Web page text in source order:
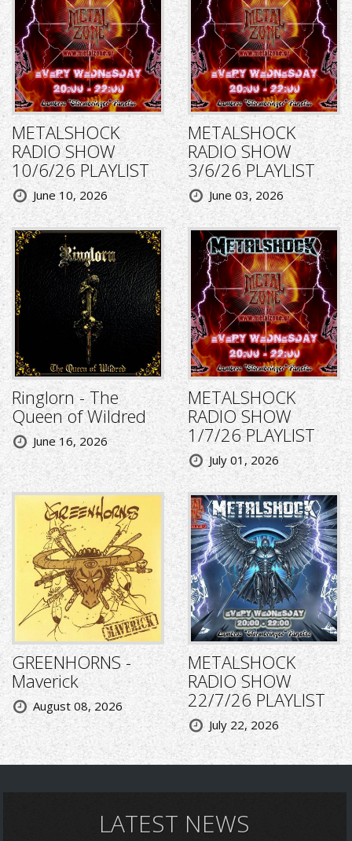
METALSHOCK
RADIO SHOW
10/6/26 PLAYLIST
June 10, 2026
METALSHOCK
RADIO SHOW
3/6/26 PLAYLIST
June 03, 2026
Ringlorn - The
Queen of Wildred
June 16, 2026
METALSHOCK
RADIO SHOW
1/7/26 PLAYLIST
July 01, 2026
GREENHORNS -
Maverick
August 08, 2026
METALSHOCK
RADIO SHOW
22/7/26 PLAYLIST
July 22, 2026
LATEST NEWS